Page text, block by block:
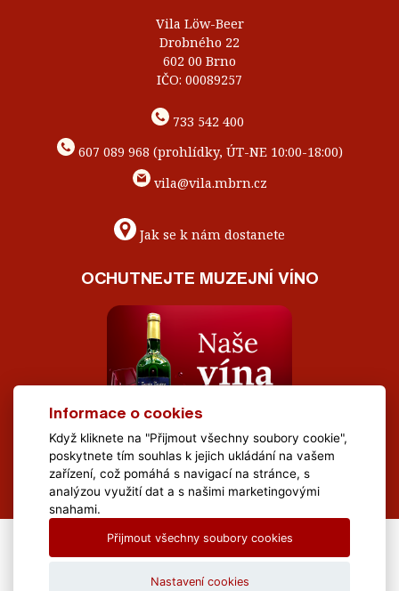
Vila Löw-Beer
Drobného 22
602 00 Brno
IČO: 00089257
733 542 400
607 089 968 (prohlídky, ÚT-NE 10:00-18:00)
vila@vila.mbrn.cz
Jak se k nám dostanete
OCHUTNEJTE MUZEJNÍ VÍNO
All Rights Reserved Muzeum Brněnska © 2020, Webdesign by
Informace o cookies
Když kliknete na "Přijmout všechny soubory cookie",
poskytnete tím souhlas k jejich ukládání na vašem
zařízení, což pomáhá s navigací na stránce, s
analýzou využití dat a s našimi marketingovými
snahami.
Přijmout všechny soubory cookies
Nastavení cookies